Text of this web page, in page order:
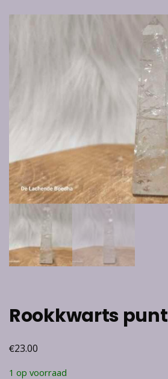
Rookkwarts punt
€23.00
1 op voorraad